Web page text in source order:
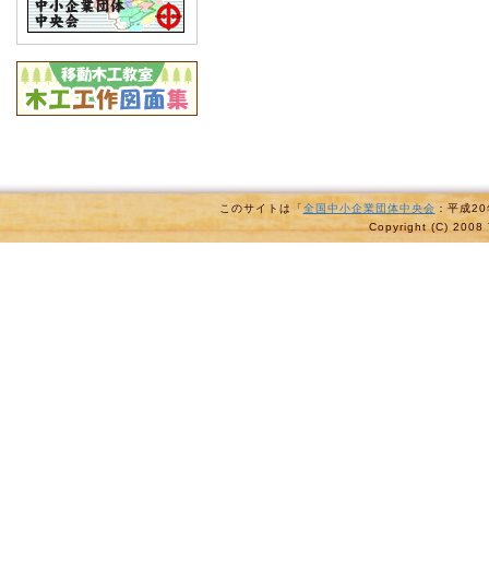
このサイトは「全国中小企業団体中央会 ：平成
Copyright (C) 2008